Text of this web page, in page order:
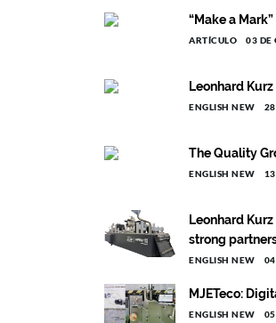
“Make a
ARTÍCULO 03 DE
Leonhard
ENGLISH NEW
The Quality
ENGLISH NEW
Leonhard
strong
ENGLISH NEW
MJETeco:
ENGLISH NEW